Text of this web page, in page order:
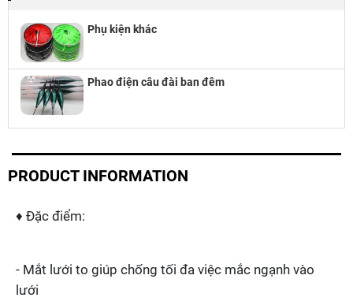
Phụ kiện khác
Phao điện câu đài ban đêm
PRODUCT INFORMATION
♦ Đặc điểm:
- Mắt lưới to giúp chống tối đa việc mắc ngạnh vào
lưới